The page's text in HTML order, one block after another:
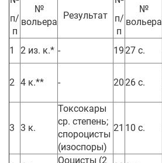
п/
п
№
вольера
Результат
п/
п
№
вольера
1 2 из. к.* - 1927 с.
2 4 к.** - 2026 с.
3 3 к.
Токсокары
ср. степень;
спороцисты
(изоспоры)
21 10 с.
Ооцисты (2